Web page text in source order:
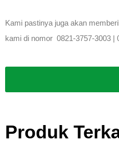
Kami pastinya juga akan
kami di nomor 0821-3757-3003 |
Produk